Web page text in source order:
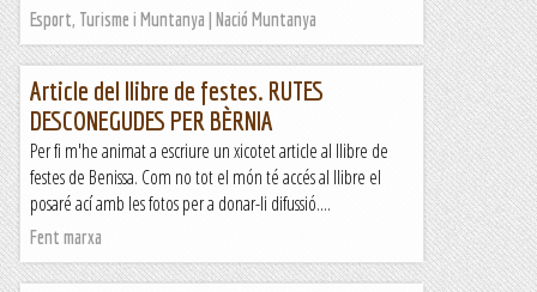
Esport, Turisme i Muntanya | Nació Muntanya
Article del llibre de festes. RUTES
DESCONEGUDES PER BÈRNIA
Per fi m'he animat a escriure un xicotet article al llibre de
festes de Benissa. Com no tot el món té accés al llibre el
posaré ací amb les fotos per a donar-li difussió....
Fent marxa